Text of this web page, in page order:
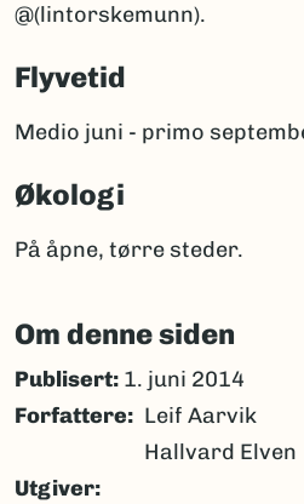
@(lintorskemunn).
Flyvetid
Medio juni - primo
Økologi
På åpne, tørre steder.
Om denne siden
Publisert: 1. juni 2014
Forfattere
Leif Aarvik
Hallvard Elven
Utgiver